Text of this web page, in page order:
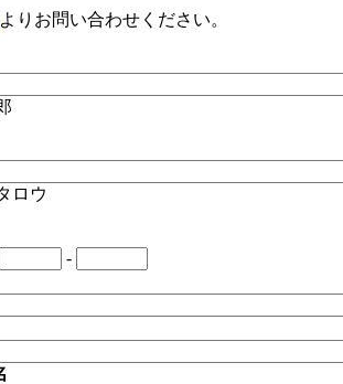
よりお問い合わせください。
ロウ
-